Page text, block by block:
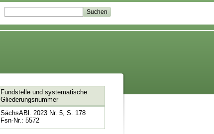
Fundstelle und systematische
Gliederungsnummer
SächsABl. 2023 Nr. 5, S. 178
Fsn-Nr.: 5572